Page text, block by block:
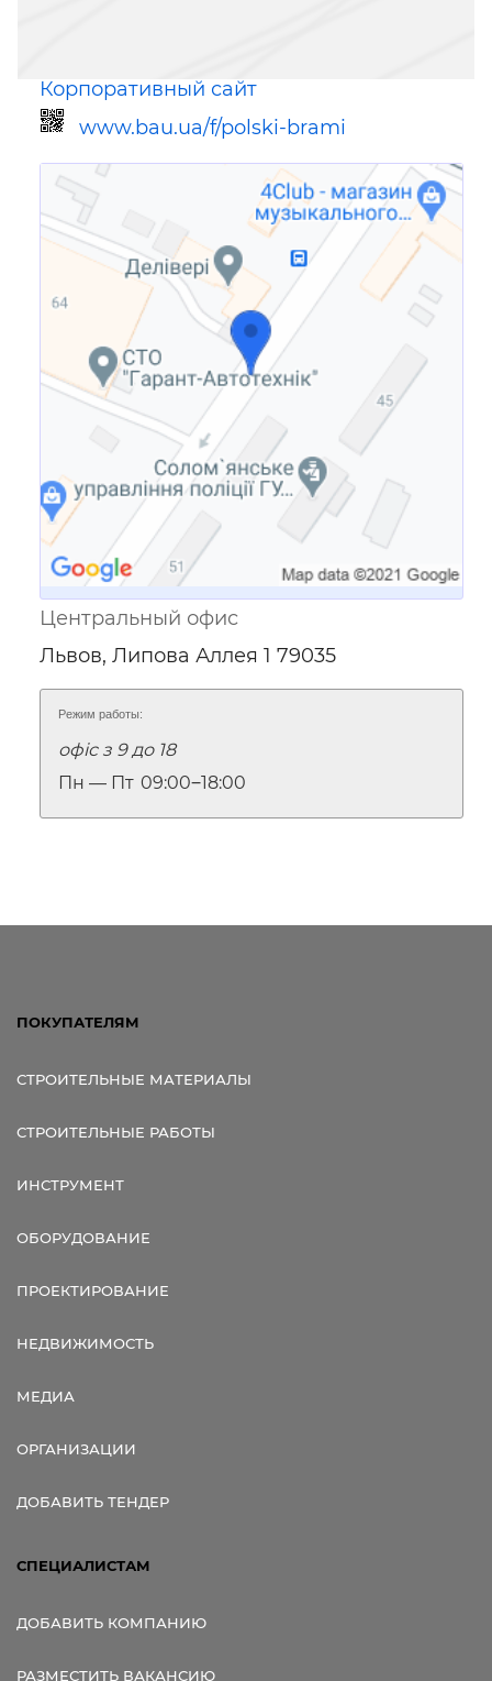
Корпоративный сайт
www.bau.ua/f/polski-brami
Ссылка для мобильных устройств
Центральный офис
Львов, Липова Аллея 1 79035
Режим работы:
офіс з 9 до 18
Пн — Пт 09:00‒18:00
ПОКУПАТЕЛЯМ
СТРОИТЕЛЬНЫЕ МАТЕРИАЛЫ
СТРОИТЕЛЬНЫЕ РАБОТЫ
ИНСТРУМЕНТ
ОБОРУДОВАНИЕ
ПРОЕКТИРОВАНИЕ
НЕДВИЖИМОСТЬ
МЕДИА
ОРГАНИЗАЦИИ
ДОБАВИТЬ ТЕНДЕР
СПЕЦИАЛИСТАМ
ДОБАВИТЬ КОМПАНИЮ
РАЗМЕСТИТЬ ВАКАНСИЮ